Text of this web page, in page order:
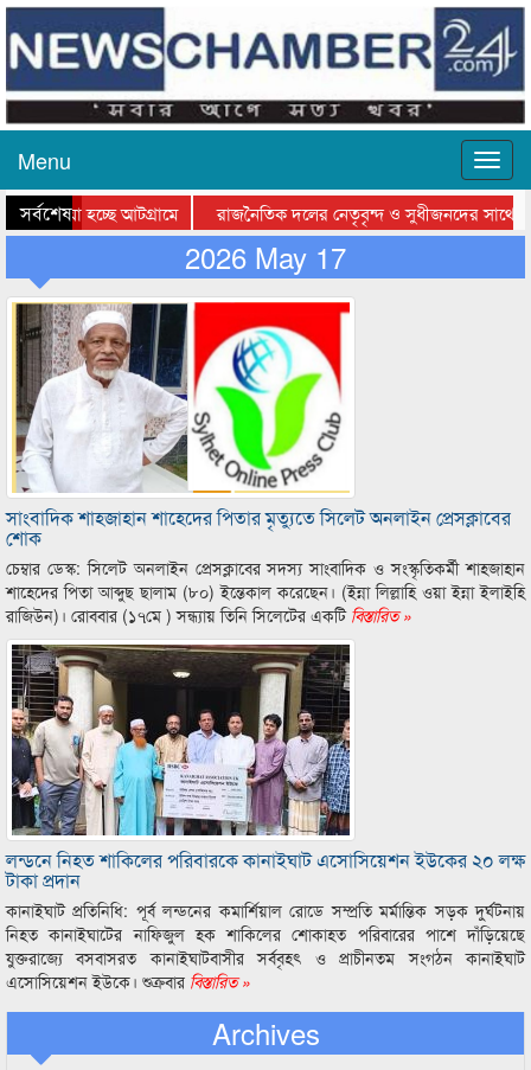
Menu
সর্বশেষ
যাওয়া হচ্ছে আটগ্রামে
রাজনৈতিক দলের নেতৃবৃন্দ ও সুধীজনদের সাথে
সিলেটে বাংলাদেশ গ্রুপ থিয়েটার ফেডারেশানের
2026 May 17
সাংবাদিক শাহজাহান শাহেদের পিতার মৃত্যুতে সিলেট অনলাইন প্রেসক্লাবের
শোক
চেম্বার ডেস্ক: সিলেট অনলাইন প্রেসক্লাবের সদস্য সাংবাদিক ও সংস্কৃতিকর্মী শাহজাহান
শাহেদের পিতা আব্দুছ ছালাম (৮০) ইন্তেকাল করেছেন। (ইন্না লিল্লাহি ওয়া ইন্না ইলাইহি
রাজিউন)। রোববার (১৭মে ) সন্ধ্যায় তিনি সিলেটের একটিবিস্তারিত »
লন্ডনে নিহত শাকিলের পরিবারকে কানাইঘাট এসোসিয়েশন ইউকের ২০ লক্ষ
টাকা প্রদান
কানাইঘাট প্রতিনিধি: পূর্ব লন্ডনের কমার্শিয়াল রোডে সম্প্রতি মর্মান্তিক সড়ক দুর্ঘটনায়
নিহত কানাইঘাটের নাফিজুল হক শাকিলের শোকাহত পরিবারের পাশে দাঁড়িয়েছে
যুক্তরাজ্যে বসবাসরত কানাইঘাটবাসীর সর্ববৃহৎ ও প্রাচীনতম সংগঠন কানাইঘাট
এসোসিয়েশন ইউকে। শুক্রবার বিস্তারিত »
Archives